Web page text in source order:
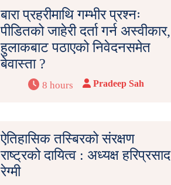
बारा प्रहरीमाथि गम्भीर प्रश्नः
पीडितको जाहेरी दर्ता गर्न अस्वीकार,
हुलाकबाट पठाएको निवेदनसमेत
बेवास्ता ?
8 hours Pradeep Sah
ऐतिहासिक तस्बिरको संरक्षण
राष्ट्रको दायित्व : अध्यक्ष हरिप्रसाद
रेग्मी